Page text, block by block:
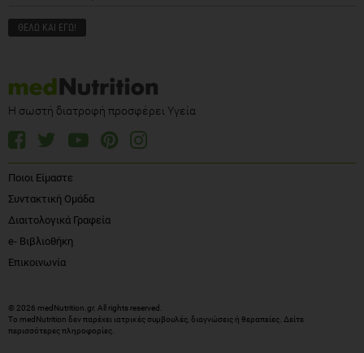
Η σωστή διατροφή προσφέρει Υγεία
Ποιοι Είμαστε
Συντακτική Ομάδα
Διαιτολογικά Γραφεία
e- Βιβλιοθήκη
Επικοινωνία
© 2026 medNutrition.gr. All rights reserved.
Το medNutrition δεν παρέχει ιατρικές συμβουλές, διαγνώσεις ή θεραπείες. Δείτε
περισσότερες πληροφορίες